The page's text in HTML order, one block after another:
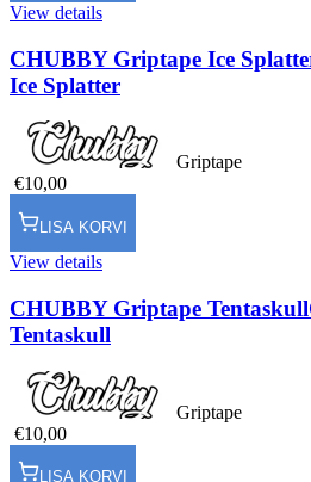
View details
CHUBBY Griptape Ice
Ice Splatter
Griptape
€10,00
LISA KORVI
View details
CHUBBY Griptape Tentaskull
Tentaskull
Griptape
€10,00
LISA KORVI